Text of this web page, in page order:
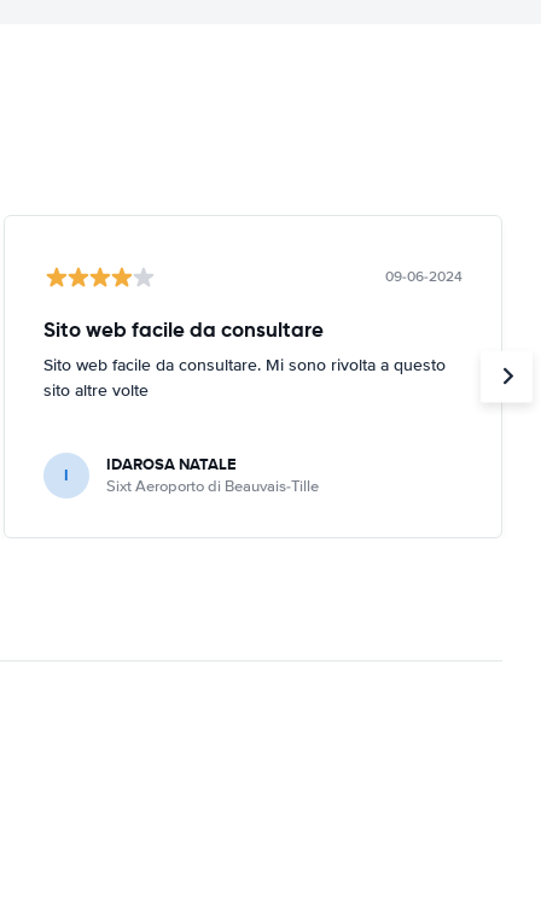
09-06-2024
Sito web facile da consultare
Sito web facile da consultare. Mi sono rivolta a questo
sito altre volte
I IDAROSA NATALE
Sixt Aeroporto di Beauvais-Tille